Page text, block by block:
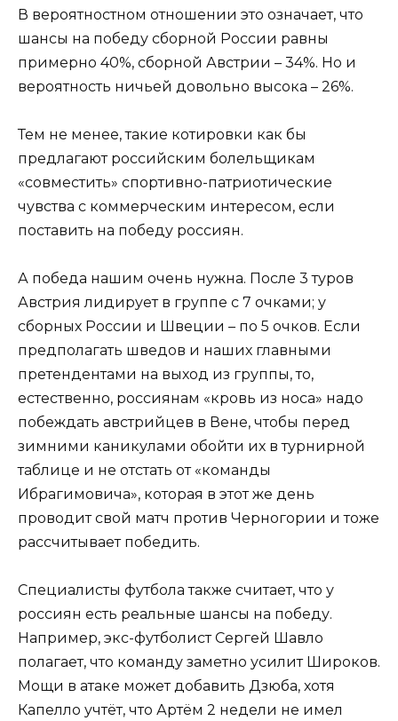
В вероятностном отношении это означает, что
шансы на победу сборной России равны
примерно 40%, сборной Австрии – 34%. Но и
вероятность ничьей довольно высока – 26%.
Тем не менее, такие котировки как бы
предлагают российским болельщикам
«совместить» спортивно-патриотические
чувства с коммерческим интересом, если
поставить на победу россиян.
А победа нашим очень нужна. После 3 туров
Австрия лидирует в группе с 7 очками; у
сборных России и Швеции – по 5 очков. Если
предполагать шведов и наших главными
претендентами на выход из группы, то,
естественно, россиянам «кровь из носа» надо
побеждать австрийцев в Вене, чтобы перед
зимними каникулами обойти их в турнирной
таблице и не отстать от «команды
Ибрагимовича», которая в этот же день
проводит свой матч против Черногории и тоже
рассчитывает победить.
Специалисты футбола также считает, что у
россиян есть реальные шансы на победу.
Например, экс-футболист Сергей Шавло
полагает, что команду заметно усилит Широков.
Мощи в атаке может добавить Дзюба, хотя
Капелло учтёт, что Артём 2 недели не имел